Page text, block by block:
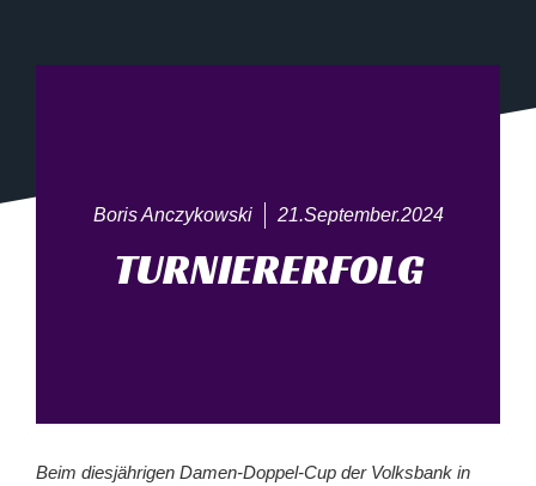
Boris Anczykowski 21.September.2024
TURNIERERFOLG
Beim diesjährigen Damen-Doppel-Cup der Volksbank in